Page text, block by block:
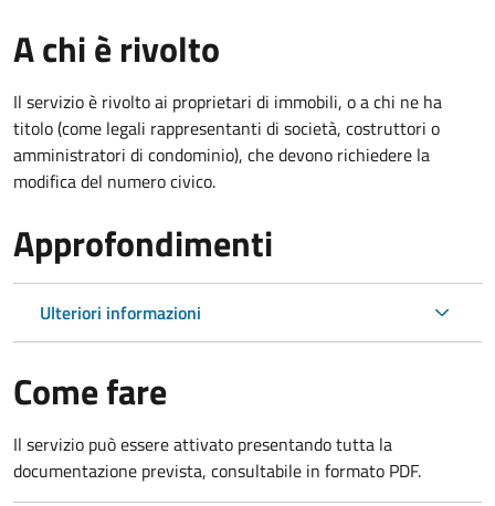
A chi è rivolto
Il servizio è rivolto ai proprietari di immobili, o a chi ne ha
titolo (come legali rappresentanti di società, costruttori o
amministratori di condominio), che devono richiedere la
modifica del numero civico.
Approfondimenti
Ulteriori informazioni
Come fare
Il servizio può essere attivato presentando tutta la
documentazione prevista, consultabile in formato PDF.